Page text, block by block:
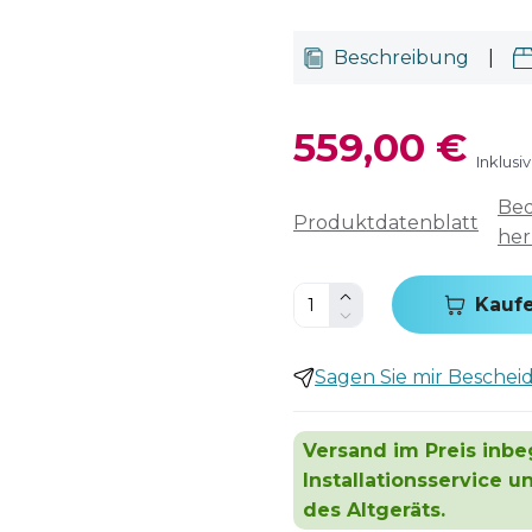
Beschreibung
559,00 €
Produktdatenblatt
Sagen Sie mir
Versand im Preis
Installationsservice
des Altgeräts.